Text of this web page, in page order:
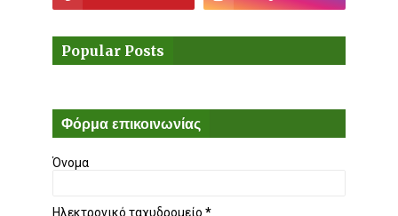
Popular Posts
Φόρμα επικοινωνίας
Όνομα
Ηλεκτρονικό ταχυδρομείο *